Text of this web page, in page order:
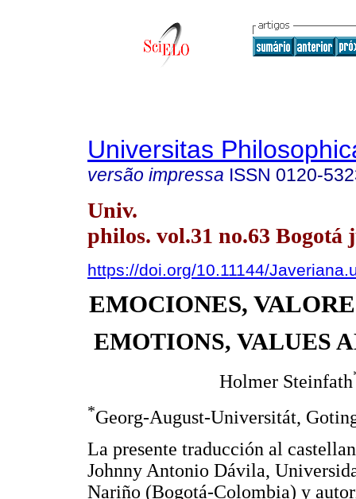
Universitas
versão impressa ISSN 0120-
Univ.
philos. vol.31 no.63 Bogotá
https://doi.org/10.11144/
EMOCIONES,
EMOTIONS, VALUES
Holmer Steinfath
*Georg-August-Universitát,
La presente traducción al
Johnny Antonio Dávila,
Nariño (Bogotá-Colombia) y